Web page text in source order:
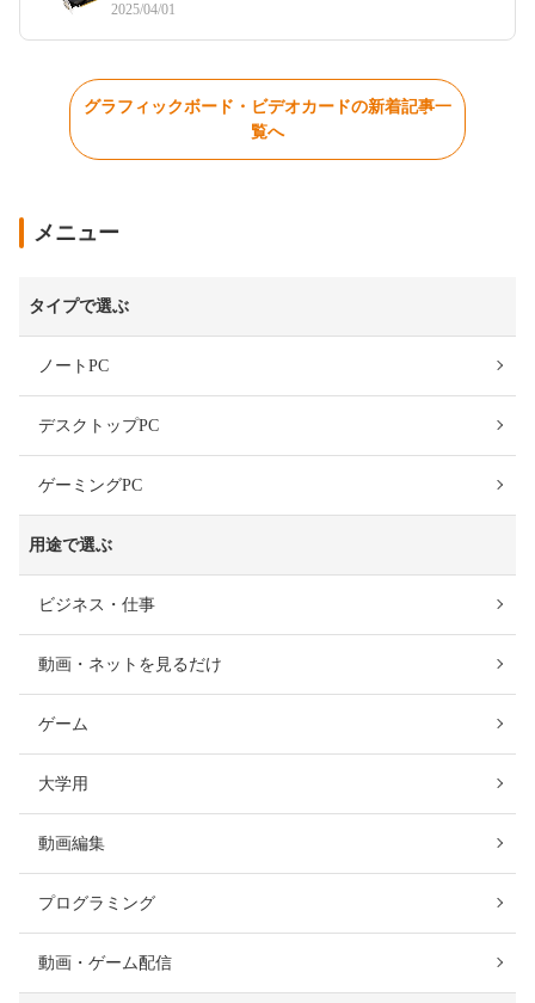
2025/04/01
グラフィックボード・ビデオカードの新着記事一
覧へ
メニュー
タイプで選ぶ
ノートPC
デスクトップPC
ゲーミングPC
用途で選ぶ
ビジネス・仕事
動画・ネットを見るだけ
ゲーム
大学用
動画編集
プログラミング
動画・ゲーム配信